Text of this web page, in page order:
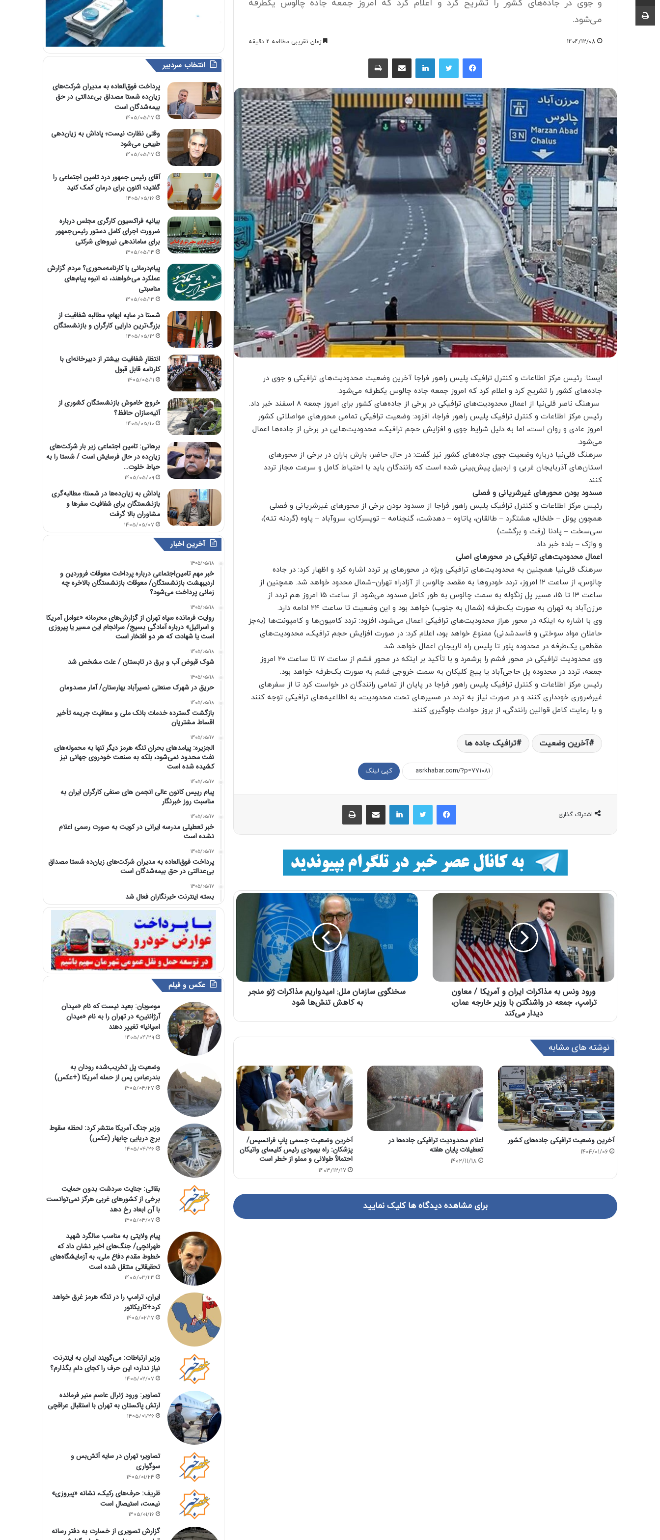
و جوی در جاده‌های کشور را تشریح کرد و اعلام کرد که امروز جمعه جاده چالوس یکطرفه
می‌شود.
1404/12/08 زمان تقریبی مطالعه 2 دقیقه
فیسبوک لینکداین
ایسنا: رئیس مرکز اطلاعات و کنترل ترافیک پلیس راهور فراجا آخرین وضعیت محدودیت‌های ترافیکی و جوی در
جاده‌های کشور را تشریح کرد و اعلام کرد که امروز جمعه جاده چالوس یکطرفه می‌شود.
سرهنگ ناصر قلی‌نیا از اعمال محدودیت‌های ترافیکی در برخی از جاده‌های کشور برای امروز جمعه ۸ اسفند خبر داد.
رئیس مرکز اطلاعات و کنترل ترافیک پلیس راهور فراجا، افزود: وضعیت ترافیکی تمامی محورهای مواصلاتی کشور
امروز عادی و روان است، اما به دلیل شرایط جوی و افزایش حجم ترافیک، محدودیت‌هایی در برخی از جاده‌ها اعمال
می‌شود.
سرهنگ قلی‌نیا درباره وضعیت جوی جاده‌های کشور نیز گفت: در حال حاضر، بارش باران در برخی از محورهای
استان‌های آذربایجان غربی و اردبیل پیش‌بینی شده است که رانندگان باید با احتیاط کامل و سرعت مجاز تردد
کنند.
مسدود بودن محورهای غیرشریانی و فصلی
رئیس مرکز اطلاعات و کنترل ترافیک پلیس راهور فراجا از مسدود بودن برخی از محورهای غیرشریانی و فصلی
همچون پونل – خلخال، هشتگرد – طالقان، پاتاوه – دهدشت، گنجنامه – تویسرکان، سروآباد – پاوه (گردنه تته)،
سی‌سخت – پادنا (رفت و برگشت)
و وازک – بلده خبر داد.
اعمال محدودیت‌های ترافیکی در محورهای اصلی
سرهنگ قلی‌نیا همچنین به محدودیت‌های ترافیکی ویژه در محورهای پر تردد اشاره کرد و اظهار کرد: در جاده
چالوس، از ساعت ۱۲ امروز، تردد خودروها به مقصد چالوس از آزادراه تهران–شمال محدود خواهد شد. همچنین از
ساعت ۱۳ تا ۱۵، مسیر پل زنگوله به سمت چالوس به طور کامل مسدود می‌شود. از ساعت ۱۵ امروز هم تردد از
مرزن‌آباد به تهران به صورت یک‌طرفه (شمال به جنوب) خواهد بود و این وضعیت تا ساعت ۲۴ ادامه دارد.
وی با اشاره به اینکه در محور هراز محدودیت‌های ترافیکی اعمال می‌شود، افزود: تردد کامیون‌ها و کامیونت‌ها (به‌جز
حاملان مواد سوختی و فاسدشدنی) ممنوع خواهد بود، اعلام کرد: در صورت افزایش حجم ترافیک، محدودیت‌های
مقطعی یک‌طرفه در محدوده پلور تا پلیس راه لاریجان اعمال خواهد شد.
وی محدودیت ترافیکی در محور فشم را برشمرد و با تأکید بر اینکه در محور فشم از ساعت ۱۷ تا ساعت ۲۰ امروز
جمعه، تردد در محدوده پل حاجی‌آباد یا پیچ کلیکان به سمت خروجی فشم به صورت یک‌طرفه خواهد بود.
رئیس مرکز اطلاعات و کنترل ترافیک پلیس راهور فراجا در پایان از تمامی رانندگان در خواست کرد تا از سفرهای
غیرضروری خودداری کنند و در صورت نیاز به تردد در مسیرهای تحت محدودیت، به اطلاعیه‌های ترافیکی توجه کنند
و با رعایت کامل قوانین رانندگی، از بروز حوادث جلوگیری کنند.
آخرین وضعیت ترافیک جاده ها
کپی لینک
اشتراک گذاری
فیسبوک لینکداین
ورود ونس به مذاکرات ایران و آمریکا / معاون
ترامپ، جمعه در واشنگتن با وزیر خارجه عمان،
دیدار می‌کند
سخنگوی سازمان ملل: امیدواریم مذاکرات ژنو منجر
به کاهش تنش‌ها شود
نوشته های مشابه
آخرین وضعیت ترافیکی جاده‌های کشور
1404/01/06
اعلام محدودیت ترافیکی جاده‌ها در
تعطیلات پایان هفته
1402/11/18
آخرین وضعیت جسمی پاپ فرانسیس/
پزشکان: راه بهبودی رئیس کلیسای واتیکان
احتمالاً طولانی و مملو از خطر است
1403/12/17
برای مشاهده دیدگاه ها کلیک نمایید
انتخاب سردبیر
پرداخت فوق‌العاده به مدیران شرکت‌های
زیان‌ده شستا مصداق بی‌عدالتی در حق
بیمه‌شدگان است
1405/05/17
وقتی نظارت نیست؛ پاداش به زیان‌دهی
طبیعی می‌شود
1405/05/17
آقای رئیس جمهور درد تامین اجتماعی را
گفتید؛ اکنون برای درمان کمک کنید
1405/05/16
بیانیه فراکسیون کارگری مجلس درباره
ضرورت اجرای کامل دستور رئیس‌جمهور
برای ساماندهی نیروهای شرکتی
1405/05/14
پیام‌درمانی یا کارنامه‌محوری؟ مردم گزارش
عملکرد می‌خواهند، نه انبوه پیام‌های
مناسبتی
1405/05/13
شستا در سایه ابهام؛ مطالبه شفافیت از
بزرگ‌ترین دارایی کارگران و بازنشستگان
1405/05/12
انتظارِ شفافیت بیشتر از دبیرخانه‌ای با
کارنامه قابل قبول
1405/05/11
خروج خاموش بازنشستگان کشوری از
آتیه‌سازان حافظ؟
1405/05/10
برهانی: تامین اجتماعی زیر بار شرکت‌های
زیان‌ده در حال فرسایش است / شستا را به
حیاط خلوت…
1405/05/09
پاداش به زیان‌ده‌ها در شستا؛ مطالبه‌گری
بازنشستگان برای شفافیت سفرها و
مشاوران بالا گرفت
1405/05/07
آخرین اخبار
1405/05/18
خبر مهم تامین‌اجتماعی درباره پرداخت معوقات فروردین و
اردیبهشت بازنشستگان/ معوقات بازنشستگان بالاخره چه
زمانی پرداخت می‌شود؟
1405/05/18
روایت فرمانده سپاه تهران از گزارش‌های محرمانه «عوامل آمریکا
و اسرائیل» درباره آمادگی بسیج/ سرانجام این مسیر یا پیروزی
است یا شهادت که هر دو افتخار است
1405/05/18
شوک قبوض آب و برق در تابستان / علت مشخص شد
1405/05/18
حریق در شهرک صنعتی نصیرآباد بهارستان/ آمار مصدومان
1405/05/18
بازگشت گسترده خدمات بانک ملی و معافیت جریمه تأخیر
اقساط مشتریان
1405/05/17
الجزیره: پیامدهای بحران تنگه هرمز دیگر تنها به محموله‌های
نفت محدود نمی‌شود، بلکه به صنعت خودروی جهانی نیز
کشیده شده است
1405/05/17
پیام رییس کانون عالی انجمن های صنفی کارگران ایران به
مناسبت روز خبرنگار
1405/05/17
خبر تعطیلی مدرسه ایرانی در کویت به صورت رسمی اعلام
نشده است
1405/05/17
پرداخت فوق‌العاده به مدیران شرکت‌های زیان‌ده شستا مصداق
بی‌عدالتی در حق بیمه‌شدگان است
1405/05/17
بسته اینترنت خبرنگاران فعال شد
عکس و فیلم
موسویان: بعید نیست که نام «میدان
آرژانتین» در تهران را به نام «میدان
اسپانیا» تغییر دهند
1405/04/29
وضعیت پل تخریب‌شده رودان به
بندرعباس پس از حمله آمریکا (+عکس)
1405/04/27
وزیر جنگ آمریکا منتشر کرد: لحظه سقوط
برج دریایی چابهار (عکس)
1405/04/26
بقائی: جنایت سردشت بدون حمایت
برخی از کشورهای غربی هرگز نمی‌توانست
با آن ابعاد رخ دهد
1405/04/07
پیام ولایتی به مناسب سالگرد شهید
طهرانچی/ جنگ‌های اخیر نشان داد که
خطوط مقدم دفاع ملی، به آزمایشگاه‌های
تحقیقاتی منتقل شده است
1405/03/23
ایران، ترامپ را در تنگه هرمز غرق خواهد
کرد+کاریکاتور
1405/02/17
وزیر ارتباطات: می‌گویند ایران به اینترنت
نیاز ندارد؛ این حرف را کجای دلم بگذارم؟
1405/02/07
تصاویر: ورود ژنرال عاصم منیر فرمانده
ارتش پاکستان به تهران با استقبال عراقچی
1405/01/26
تصاویر؛ تهران در سایه آتش‌بس و
سوگواری
1405/01/24
ظریف: حرف‌های رکیک، نشانه «پیروزی»
نیست، استیصال است
1405/01/16
گزارش تصویری از خسارت به دفتر رسانه